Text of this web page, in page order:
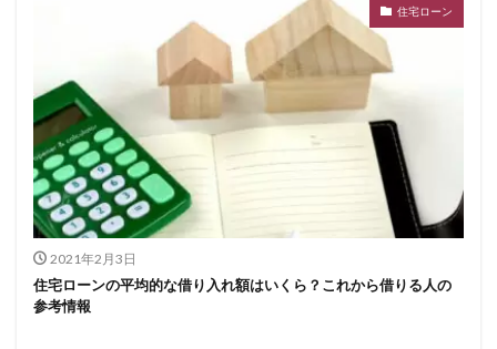
住宅ローン
2021年2月3日
住宅ローンの平均的な借り入れ額はいくら？これから借りる人の
参考情報